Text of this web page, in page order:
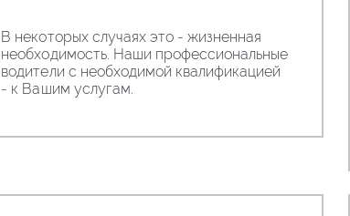
В некоторых случаях это - жизненная
необходимость. Наши профессиональные
водители с необходимой квалификацией
- к Вашим услугам.